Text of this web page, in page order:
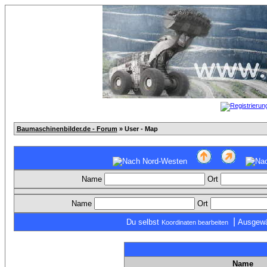
Baumaschinenbilder.de - Forum » User - Map
Name Ort
Name Ort
Du selbst Koordinaten bearbeiten
Name